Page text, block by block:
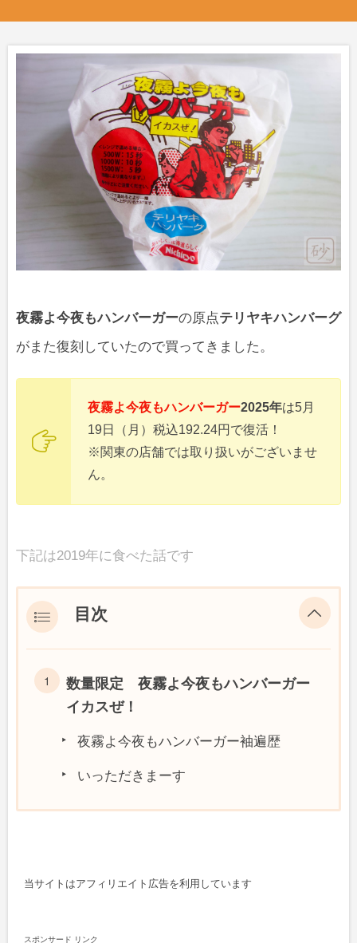
夜霧よ今夜もハンバーガーの原点テリヤキハンバーグ
がまた復刻していたので買ってきました。
夜霧よ今夜もハンバーガー2025年は5月
19日（月）税込192.24円で復活！
※関東の店舗では取り扱いがございませ
ん。
下記は2019年に食べた話です
目次
数量限定 夜霧よ今夜もハンバーガー
イカスぜ！
夜霧よ今夜もハンバーガー袖遍歴
いっただきまーす
当サイトはアフィリエイト広告を利用しています
スポンサード リンク